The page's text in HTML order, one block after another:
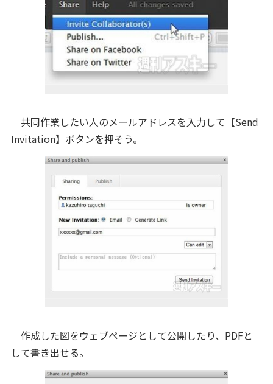
共同作業したい人のメールアドレスを入力して【Send
Invitation】ボタンを押そう。
作成した図をウェブページとして公開したり、PDFと
して書き出せる。